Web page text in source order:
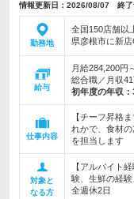
情報更新日：2026/08/07 終
勤務地
全国150店舗
県彦根市に新
給与
月給284,200円
総合職／月収
初年度の年収：
仕事内容
【チーフ昇格
れかで、食材
を担当します
対象と
なる方
【アルバイト
験、生鮮の経
全週休2日